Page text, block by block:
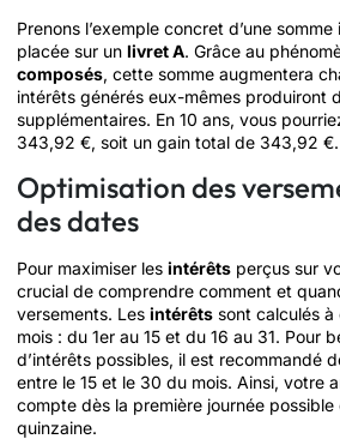
Prenons l’exemple concret d’une
placée sur un livret A. Grâce au
composés, cette somme augmentera
intérêts générés eux-mêmes produiront
supplémentaires. En 10 ans, vous
343,92 €, soit un gain total de 343,92 €.
Optimisation des
des dates
Pour maximiser les intérêts perçus sur
crucial de comprendre comment et
versements. Les intérêts sont calculés
mois : du 1er au 15 et du 16 au 31. Pour
d’intérêts possibles, il est recommandé
entre le 15 et le 30 du mois. Ainsi, votre
compte dès la première journée possible
quinzaine.